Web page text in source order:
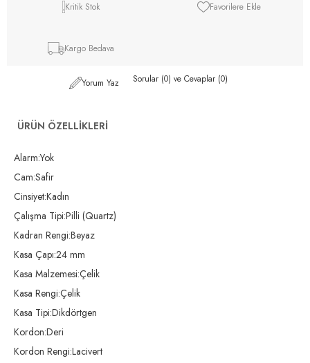
Kritik Stok Favorilere Ekle
Kargo Bedava
Yorum Yaz Sorular (0) ve Cevaplar (0)
ÜRÜN ÖZELLIKLERI
Alarm:Yok
Cam:Safir
Cinsiyet:Kadın
Çalışma Tipi:Pilli (Quartz)
Kadran Rengi:Beyaz
Kasa Çapı:24 mm
Kasa Malzemesi:Çelik
Kasa Rengi:Çelik
Kasa Tipi:Dikdörtgen
Kordon:Deri
Kordon Rengi:Lacivert